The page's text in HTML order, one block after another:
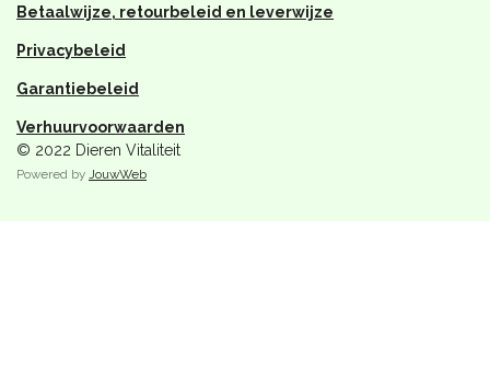
Betaalwijze, retourbeleid en leverwijze
Privacybeleid
Garantiebeleid
Verhuurvoorwaarden
© 2022 Dieren Vitaliteit
Powered by JouwWeb